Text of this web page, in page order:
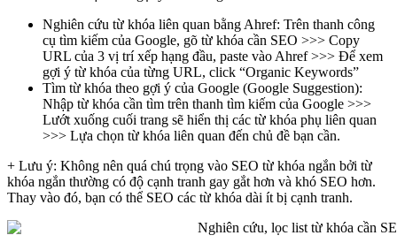
Nghiên cứu từ khóa liên quan bằng Ahref: Trên thanh công
cụ tìm kiếm của Google, gõ từ khóa cần SEO >>> Copy
URL của 3 vị trí xếp hạng đầu, paste vào Ahref >>> Để xem
gợi ý từ khóa của từng URL, click “Organic Keywords”
Tìm từ khóa theo gợi ý của Google (Google Suggestion):
Nhập từ khóa cần tìm trên thanh tìm kiếm của Google >>>
Lướt xuống cuối trang sẽ hiển thị các từ khóa phụ liên quan
>>> Lựa chọn từ khóa liên quan đến chủ đề bạn cần.
+ Lưu ý: Không nên quá chú trọng vào SEO từ khóa ngắn bởi từ
khóa ngắn thường có độ cạnh tranh gay gắt hơn và khó SEO hơn.
Thay vào đó, bạn có thể SEO các từ khóa dài ít bị cạnh tranh.